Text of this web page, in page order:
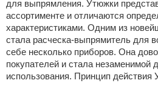
для выпрямления. Утюжки
ассортименте и отличаются
характеристиками. Одним из
стала расческа-выпрямитель для
себе несколько приборов. Она
покупателей и стала незаменимой
использования. Принцип действия